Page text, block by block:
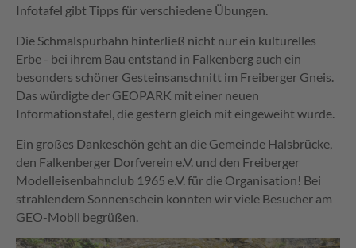
Infotafel gibt Tipps für verschiedene Übungen.
Die Schmalspurbahn hinterließ nicht nur ein kulturelles
Erbe - bei ihrem Bau entstand in Falkenberg auch ein
besonders schöner Gesteinsanschnitt im Freiberger Gneis.
Das würdigte der GEOPARK mit einer neuen
Informationstafel, die gestern gleich mit eingeweiht wurde.
Ein großes Dankeschön geht an die Gemeinde Halsbrücke,
den Falkenberger Dorfverein e.V. und den Freiberger
Modelleisenbahnclub 1965 e.V. für die Organisation! Bei
strahlendem Sonnenschein konnten wir viele Besucher am
GEO-Mobil begrüßen.